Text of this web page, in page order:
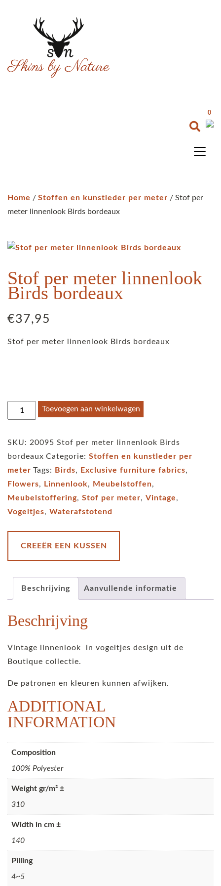
0
Home / Stoffen en kunstleder per meter / Stof per
meter linnenlook Birds bordeaux
Stof per meter linnenlook
Birds bordeaux
€37,95
Stof per meter linnenlook Birds bordeaux
Stof
per
Toevoegen aan winkelwagen
SKU: 20095 Stof per meter linnenlook Birds
bordeaux Categorie: Stoffen en kunstleder per
meter Tags: Birds, Exclusive furniture fabrics,
Flowers, Linnenlook, Meubelstoffen,
Meubelstoffering, Stof per meter, Vintage,
Vogeltjes, Waterafstotend
CREEËR EEN KUSSEN
Beschrijving Aanvullende informatie
Beschrijving
Vintage linnenlook in vogeltjes design uit de
Boutique collectie.
De patronen en kleuren kunnen afwijken.
ADDITIONAL
INFORMATION
Composition
100% Polyester
Weight gr/m² ±
310
Width in cm ±
140
Pilling
4~5